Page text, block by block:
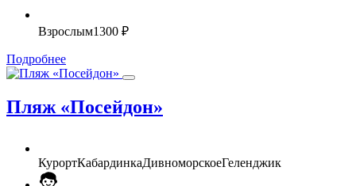
Взрослым1300 ₽
Подробнее
Пляж «Посейдон»
КурортКабардинкаДивноморскоеГеленджик